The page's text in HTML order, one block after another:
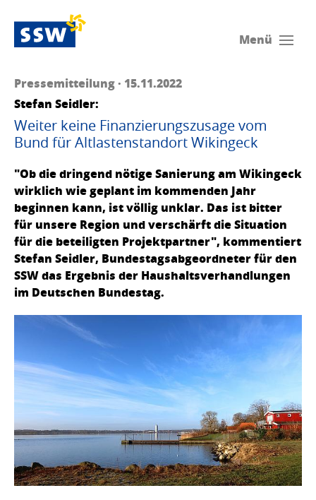
Menü
Pressemitteilung · 15.11.2022
Stefan Seidler:
Weiter keine Finanzierungszusage vom
Bund für Altlastenstandort Wikingeck
"Ob die dringend nötige Sanierung am Wikingeck
wirklich wie geplant im kommenden Jahr
beginnen kann, ist völlig unklar. Das ist bitter
für unsere Region und verschärft die Situation
für die beteiligten Projektpartner", kommentiert
Stefan Seidler, Bundestagsabgeordneter für den
SSW das Ergebnis der Haushaltsverhandlungen
im Deutschen Bundestag.